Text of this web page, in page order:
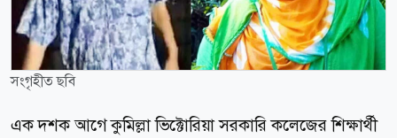
সংগৃহীত ছবি
এক দশক আগে কুমিল্লা ভিক্টোরিয়া সরকারি কলেজের শিক্ষার্থী